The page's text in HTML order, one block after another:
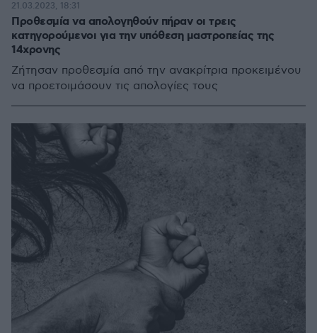
Προθεσμία να απολογηθούν πήραν οι τρεις
κατηγορούμενοι για την υπόθεση μαστροπείας της
14χρονης
Ζήτησαν προθεσμία από την ανακρίτρια προκειμένου
να προετοιμάσουν τις απολογίες τους
21.03.2023, 18:31